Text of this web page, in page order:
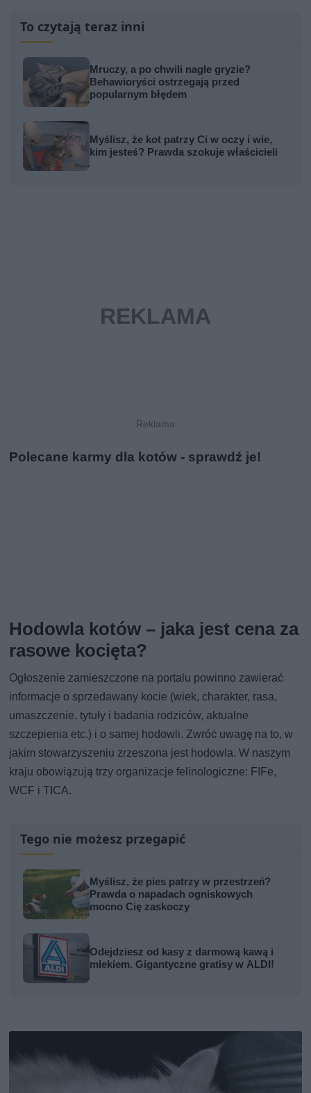
To czytają teraz inni
Mruczy, a po chwili nagle gryzie?
Behawioryści ostrzegają przed
popularnym błędem
Myślisz, że kot patrzy Ci w oczy i wie,
kim jesteś? Prawda szokuje właścicieli
Polecane karmy dla kotów - sprawdź je!
Hodowla kotów – jaka jest cena za
rasowe kocięta?
Ogłoszenie zamieszczone na portalu powinno zawierać
informacje o sprzedawany kocie (wiek, charakter, rasa,
umaszczenie, tytuły i badania rodziców, aktualne
szczepienia etc.) i o samej hodowli. Zwróć uwagę na to, w
jakim stowarzyszeniu zrzeszona jest hodowla. W naszym
kraju obowiązują trzy organizacje felinologiczne: FIFe,
WCF i TICA.
Tego nie możesz przegapić
Myślisz, że pies patrzy w przestrzeń?
Prawda o napadach ogniskowych
mocno Cię zaskoczy
Odejdziesz od kasy z darmową kawą i
mlekiem. Gigantyczne gratisy w ALDI!